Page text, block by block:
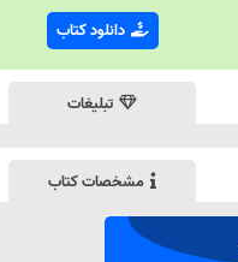
دانلود کتاب
تبلیغات
مشخصات کتاب